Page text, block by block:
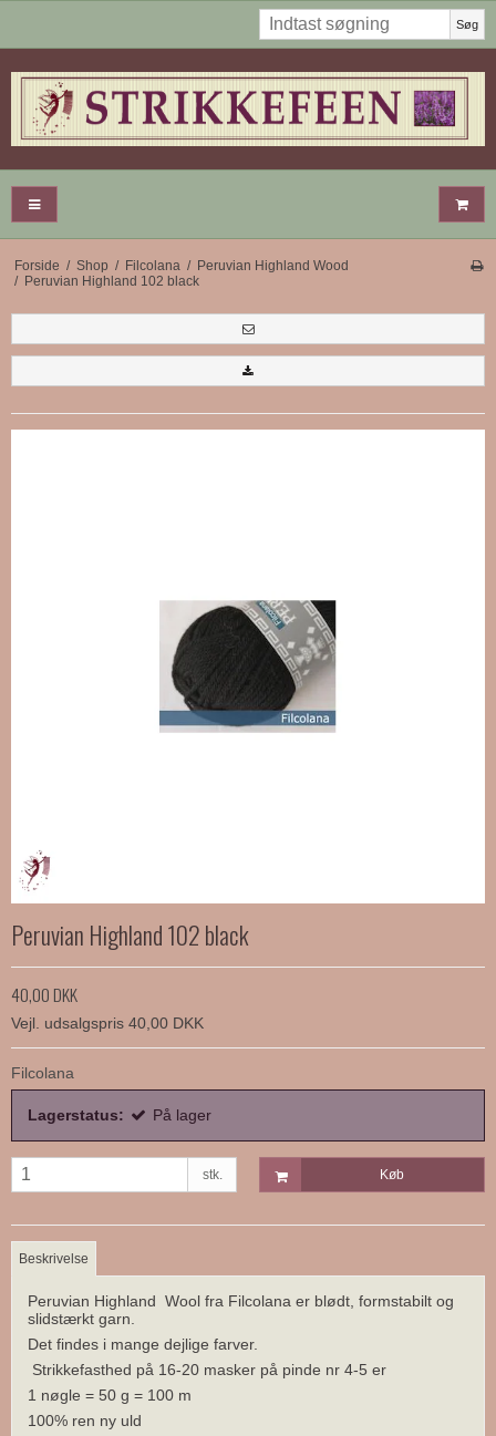
Søg
Forside / Shop / Filcolana / Peruvian Highland Wood
/ Peruvian Highland 102 black
Peruvian Highland 102 black
40,00 DKK
Vejl. udsalgspris 40,00 DKK
Filcolana
Lagerstatus: På lager
stk. Køb
Beskrivelse
Peruvian Highland Wool fra Filcolana er blødt, formstabilt og
slidstærkt garn.
Det findes i mange dejlige farver.
Strikkefasthed på 16-20 masker på pinde nr 4-5 er
1 nøgle = 50 g = 100 m
100% ren ny uld